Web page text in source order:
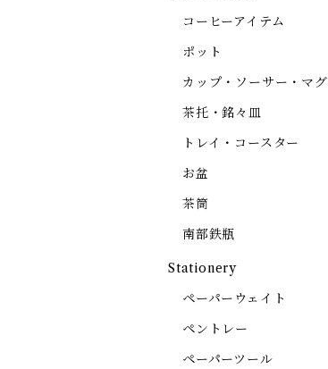
コーヒーアイテム
ポット
カップ・ソーサー・マグ
茶托・銘々皿
トレイ・コースター
お盆
茶筒
南部鉄瓶
Stationery
ペーパーウェイト
ペントレー
ペーパーツール